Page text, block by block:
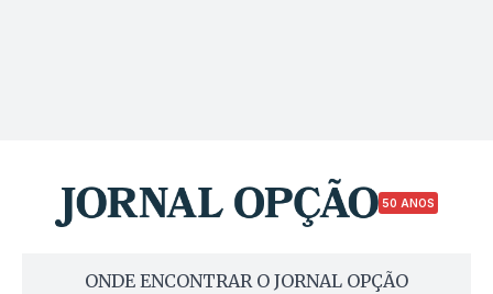
50 ANOS
ONDE ENCONTRAR O JORNAL OPÇÃO